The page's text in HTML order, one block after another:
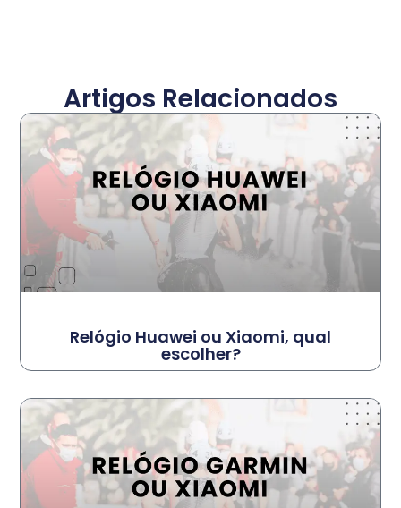
Artigos Relacionados
Relógio Huawei ou Xiaomi, qual
escolher?